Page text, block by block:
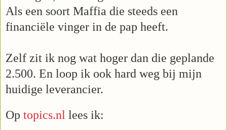
Als een soort Maffia die steeds een
financiële vinger in de pap heeft.
Zelf zit ik nog wat hoger dan die geplande
2.500. En loop ik ook hard weg bij mijn
huidige leverancier.
Op topics.nl lees ik: